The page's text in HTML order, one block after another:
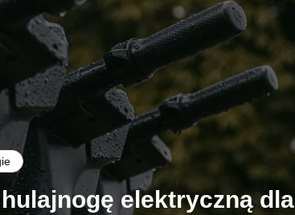
elektryczną dla